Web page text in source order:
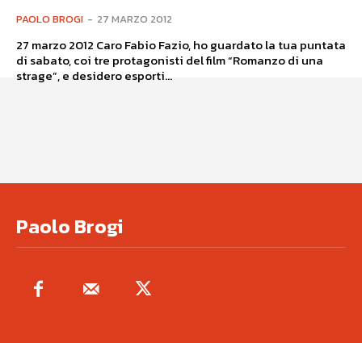
PAOLO BROGI - 27 MARZO 2012
27 marzo 2012 Caro Fabio Fazio, ho guardato la tua puntata
di sabato, coi tre protagonisti del film “Romanzo di una
strage”, e desidero esporti...
Paolo Brogi